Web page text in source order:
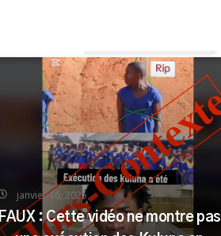
janvier 16, 2025
FAUX : Cette vidéo ne montre pas